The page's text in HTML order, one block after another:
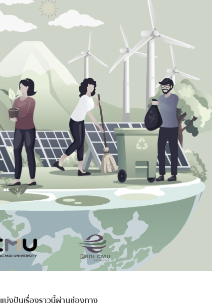
แบ่งปันเรื่องราวนี้ผ่านช่องทาง